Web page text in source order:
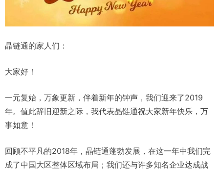
晶链通的家人们：
大家好！
一元复始，万象更新，伴着新年的钟声，我们迎来了2019
年。值此辞旧迎新之际，我代表晶链通祝大家新年快乐，万
事如意！
回顾不平凡的2018年，晶链通蓬勃发展，在这一年中我们完
成了中国大区整体区域布局；我们还与许多知名企业达成战